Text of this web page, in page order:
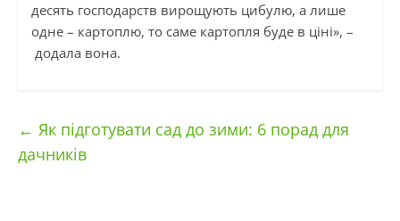
десять господарств вирощують цибулю, а лише
одне – картоплю, то саме картопля буде в ціні», –
додала вона.
← Як підготувати сад до зими: 6 порад для
дачників